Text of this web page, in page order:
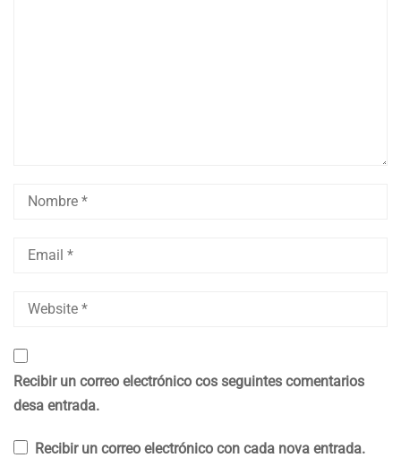
Recibir un correo electrónico cos seguintes comentarios
desa entrada.
Recibir un correo electrónico con cada nova entrada.